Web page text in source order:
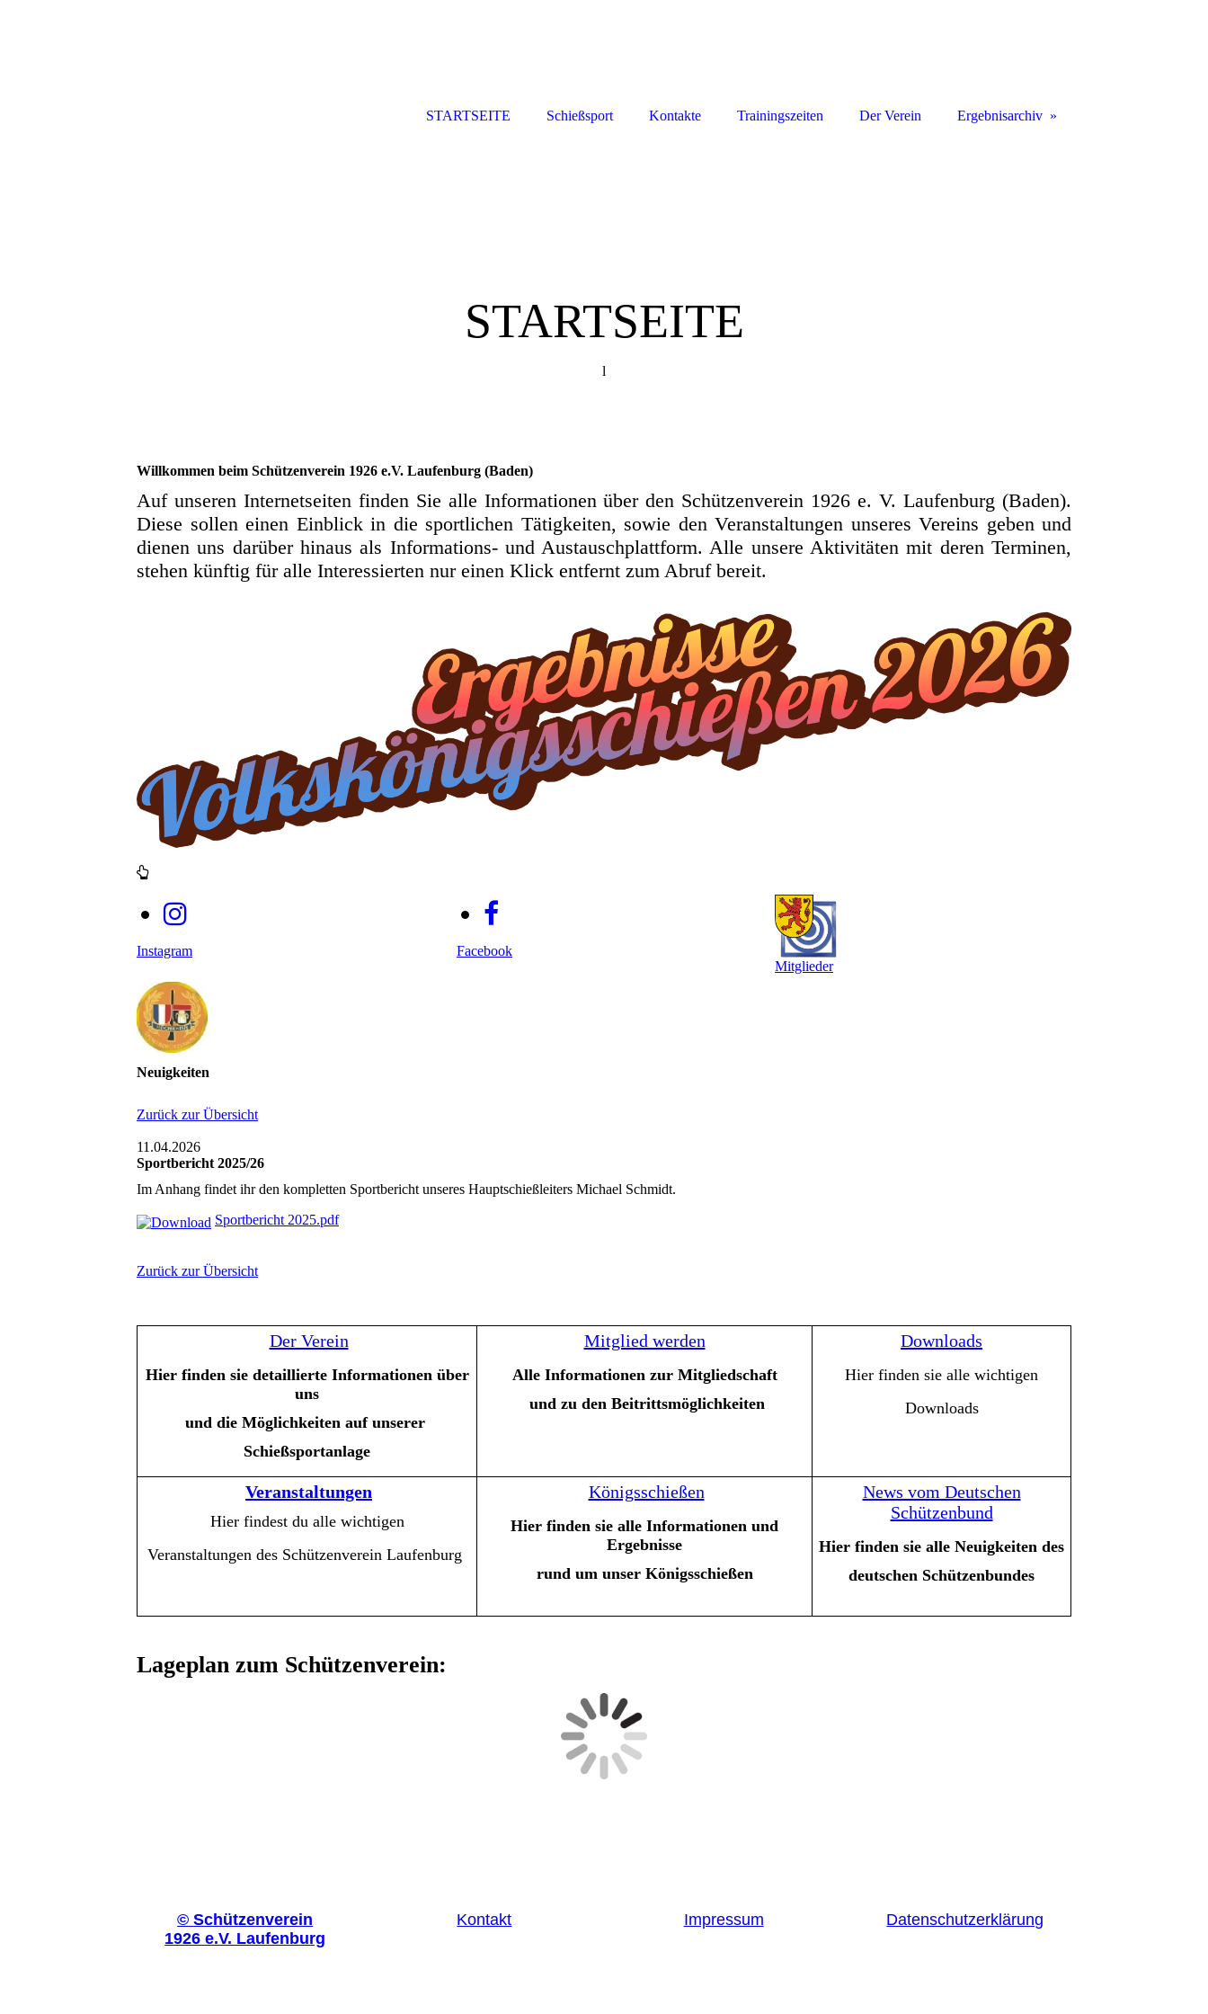
STARTSEITE
l
Willkommen beim Schützenverein 1926 e.V. Laufenburg (Baden)
Auf unseren Internetseiten finden Sie alle Informationen über den Schützenverein 1926 e. V. Laufenburg (Baden).
Diese sollen einen Einblick in die sportlichen Tätigkeiten, sowie den Veranstaltungen unseres Vereins geben und
dienen uns darüber hinaus als Informations- und Austauschplattform. Alle unsere Aktivitäten mit deren Terminen,
stehen künftig für alle Interessierten nur einen Klick entfernt zum Abruf bereit.
Instagram
Facebook
Mitglieder
Neuigkeiten
Zurück zur Übersicht
11.04.2026
Sportbericht 2025/26
Im Anhang findet ihr den kompletten Sportbericht unseres Hauptschießleiters Michael Schmidt.
Sportbericht 2025.pdf
Zurück zur Übersicht
Der Verein
Hierfinden sie detaillierte Informationen über
uns
und die Möglichkeiten auf unserer
Schießsportanlage
Mitglied werden
Alle Informationen zur Mitgliedschaft
und zu den Beitrittsmöglichkeiten
Downloads
Hier finden sie alle wichtigen
Downloads
Veranstaltungen
Hier findest du alle wichtigen
Veranstaltungen des Schützenverein Laufenburg
Königsschießen
Hier finden sie alle Informationen und
Ergebnisse
rund um unser Königsschießen
News vom Deutschen
Schützenbund
Hier finden sie alle Neuigkeiten des
deutschen Schützenbundes
Lageplan zum Schützenverein:
©Schützenverein
1926 e.V. Laufenburg
Kontakt Impressum Datenschutzerklärung
STARTSEITE Schießsport Kontakte Trainingszeiten Der Verein Ergebnisarchiv